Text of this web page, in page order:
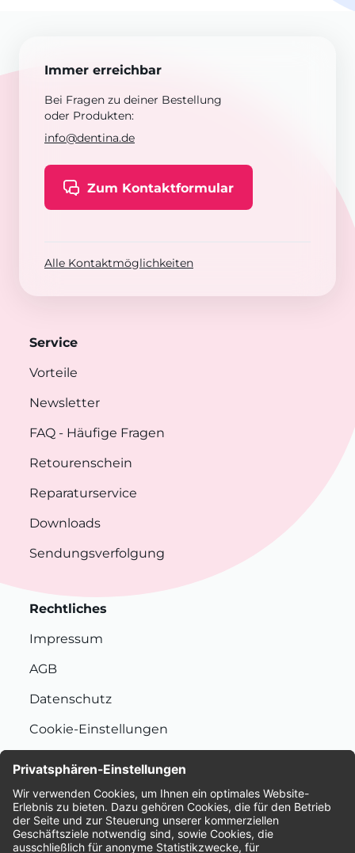
Immer erreichbar
Bei Fragen zu deiner Bestellung
oder Produkten:
info@dentina.de
Zum Kontaktformular
Alle Kontaktmöglichkeiten
Service
Vorteile
Newsletter
FAQ - Häufige Fragen
Retourenschein
Reparaturservice
Downloads
Sendungsverfolgung
Rechtliches
Impressum
AGB
Datenschutz
Cookie-Einstellungen
Bewertungen